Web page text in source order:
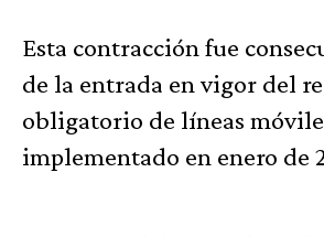
Esta contracción fue
de la entrada en vigor del
obligatorio de líneas
implementado en enero de